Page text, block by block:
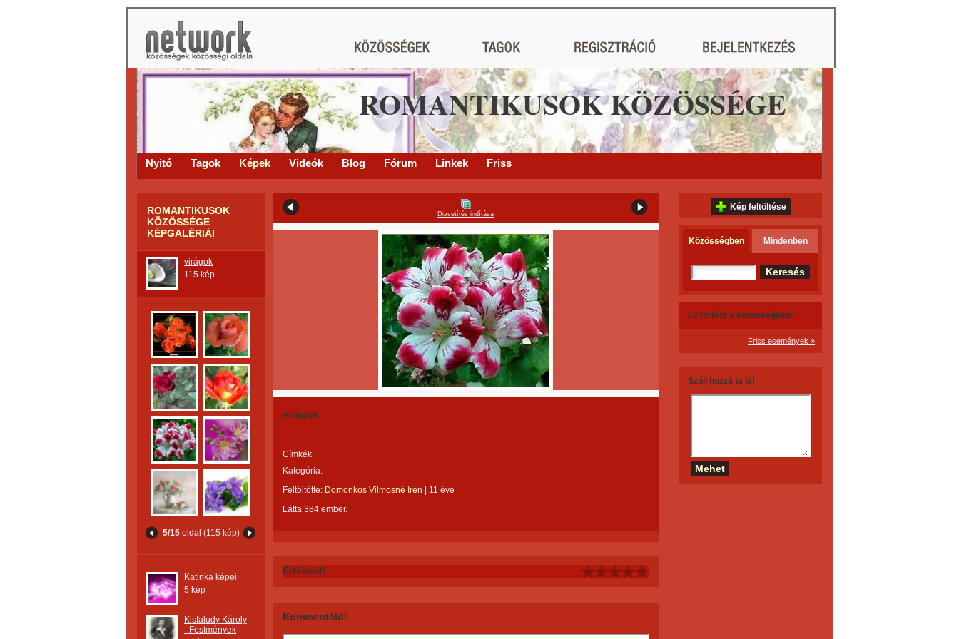
ROMANTIKUSOK KÖZÖSSÉGE
Nyitó Tagok Képek Videók Blog Fórum Linkek Friss
ROMANTIKUSOK
KÖZÖSSÉGE
KÉPGALÉRIÁI
virágok
115 kép
5/15 oldal (115 kép)
Katinka képei
5 kép
Kisfaludy Károly
- Festmények
Diavetítés indítása
virágok
Címkék:
Kategória:
Feltöltötte: Domonkos Vilmosné Irén
11 éve
Látta 384 ember.
Értékeld!
Kommentáld!
Kép feltöltése
Közösségben Mindenben
Ez történt a közösségben:
Friss események »
Szólj hozzá te is!